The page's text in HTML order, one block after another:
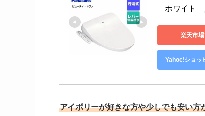
ホワイト　
楽天市
Yahoo!ショッ
アイボリーが好きな方や少しでも安い方